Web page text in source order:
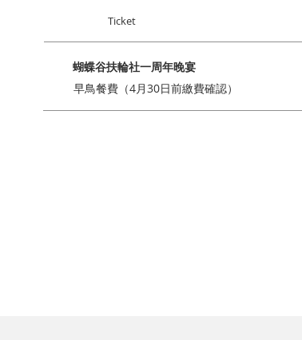
Ticket
蝴蝶谷扶輪社一周年晚宴
早鳥餐費（4月30日前繳費確認）